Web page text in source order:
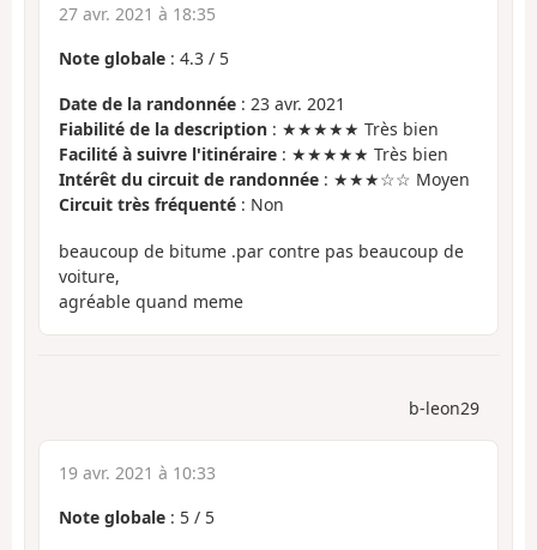
27 avr. 2021 à 18:35
Note globale : 4.3 / 5
Date de la randonnée : 23 avr. 2021
Fiabilité de la description : ★★★★★ Très bien
Facilité à suivre l'itinéraire : ★★★★★ Très bien
Intérêt du circuit de randonnée : ★★★☆☆ Moyen
Circuit très fréquenté : Non
beaucoup de bitume .par contre pas beaucoup de
voiture,
agréable quand meme
b-leon29
19 avr. 2021 à 10:33
Note globale : 5 / 5